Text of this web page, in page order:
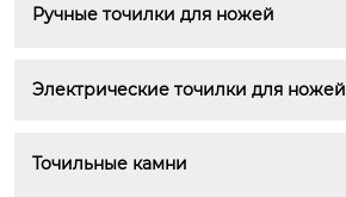
Ручные точилки для ножей
Электрические точилки для ножей
Точильные камни